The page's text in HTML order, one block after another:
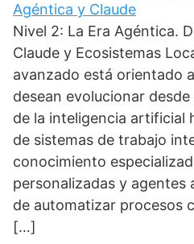
Agéntica y Claude
Nivel 2: La Era Agéntica.
Claude y Ecosistemas
avanzado está orientado
desean evolucionar
de la inteligencia artificial
de sistemas de trabajo
conocimiento
personalizadas y agentes
de automatizar procesos
[…]